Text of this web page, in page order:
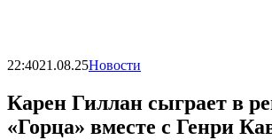
22:4021.08.25Новости
Карен Гиллан сыграет в
«Горца» вместе с Генри